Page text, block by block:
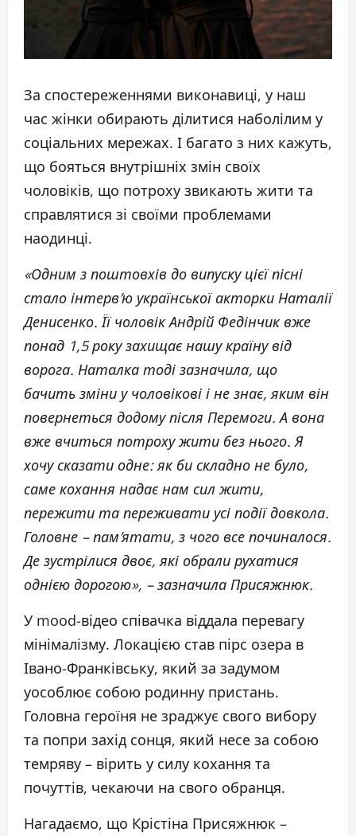
За спостереженнями виконавиці, у наш
час жінки обирають ділитися наболілим у
соціальних мережах. І багато з них кажуть,
що бояться внутрішніх змін своїх
чоловіків, що потроху звикають жити та
справлятися зі своїми проблемами
наодинці.
«Одним з поштовхів до випуску цієї пісні
стало інтерв’ю української акторки Наталії
Денисенко. Її чоловік Андрій Федінчик вже
понад 1,5 року захищає нашу країну від
ворога. Наталка тоді зазначила, що
бачить зміни у чоловікові і не знає, яким він
повернеться додому після Перемоги. А вона
вже вчиться потроху жити без нього. Я
хочу сказати одне: як би складно не було,
саме кохання надає нам сил жити,
пережити та переживати усі події довкола.
Головне – пам’ятати, з чого все починалося.
Де зустрілися двоє, які обрали рухатися
однією дорогою», – зазначила Присяжнюк.
У mood-відео співачка віддала перевагу
мінімалізму. Локацією став пірс озера в
Івано-Франківську, який за задумом
уособлює собою родинну пристань.
Головна героїня не зраджує свого вибору
та попри захід сонця, який несе за собою
темряву – вірить у силу кохання та
почуттів, чекаючи на свого обранця.
Нагадаємо, що Крістіна Присяжнюк –